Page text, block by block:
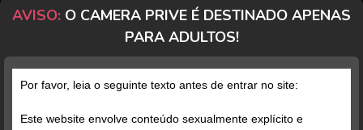
POSTS FANCLUB PAGOS AVALIAÇÕES
Posts (15) Fotos (11) Vídeos (2)
AVISO: O CAMERA PRIVE É DESTINADO APENAS
PARA ADULTOS!
Por favor, leia o seguinte texto antes de entrar no site:
Este website envolve conteúdo sexualmente explícito e